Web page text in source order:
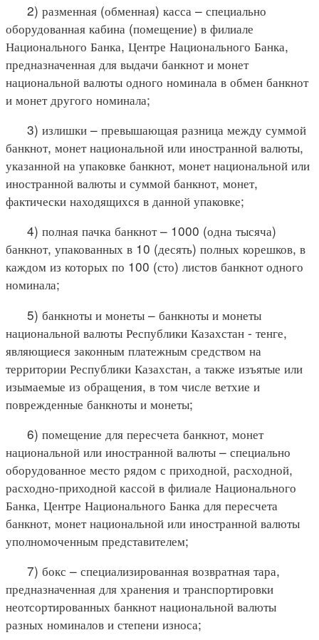
2) разменная (обменная) касса – специально
оборудованная кабина (помещение) в филиале
Национального Банка, Центре Национального Банка,
предназначенная для выдачи банкнот и монет
национальной валюты одного номинала в обмен банкнот
и монет другого номинала;
3) излишки – превышающая разница между суммой
банкнот, монет национальной или иностранной валюты,
указанной на упаковке банкнот, монет национальной или
иностранной валюты и суммой банкнот, монет,
фактически находящихся в данной упаковке;
4) полная пачка банкнот – 1000 (одна тысяча)
банкнот, упакованных в 10 (десять) полных корешков, в
каждом из которых по 100 (сто) листов банкнот одного
номинала;
5) банкноты и монеты – банкноты и монеты
национальной валюты Республики Казахстан - тенге,
являющиеся законным платежным средством на
территории Республики Казахстан, а также изъятые или
изымаемые из обращения, в том числе ветхие и
поврежденные банкноты и монеты;
6) помещение для пересчета банкнот, монет
национальной или иностранной валюты – специально
оборудованное место рядом с приходной, расходной,
расходно-приходной кассой в филиале Национального
Банка, Центре Национального Банка для пересчета
банкнот, монет национальной или иностранной валюты
уполномоченным представителем;
7) бокс – специализированная возвратная тара,
предназначенная для хранения и транспортировки
неотсортированных банкнот национальной валюты
разных номиналов и степени износа;